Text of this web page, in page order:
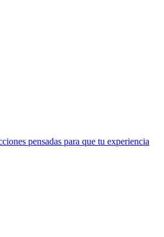
pensadas para que tu experiencia